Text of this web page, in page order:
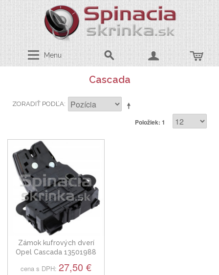
Menu
Cascada
ZORADIŤ PODĽA
Položiek: 1
Zámok kufrových dverí
Opel Cascada 13501988
cena s DPH: 27,50 €